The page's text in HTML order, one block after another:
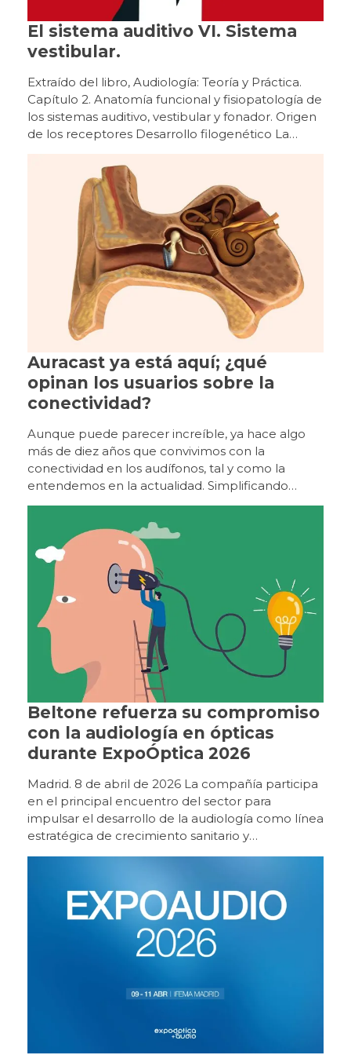
El sistema auditivo VI. Sistema
vestibular.
Extraído del libro, Audiología: Teoría y Práctica. Capítulo 2. Anatomía funcional y fisiopatología de los sistemas auditivo, vestibular y fonador. Origen de los receptores Desarrollo filogenético La percepción de la aceleración lineal y angular por los distintos receptores vestibulares permite que todas las especies animales que los poseen puedan orientarse en el espacio terrestre, aéreo y acuático de nuestro planeta. Esencialmente, desde que surgió la función del equilibrio en los primitivos organismos animales prehistóricos ha permanecido sin cambios hasta la actualidad, aunque morfológicamente los órganos sensoriales se han ido especializando y evolucionando según las diversas especies. El más simple es el estatocisto, consistente en una invaginación de la superficie animal (medusa, esponja) con líquido en su interior y una partícula calcárea que hace presión y desplaza los cilios de las células receptoras (localizadas en una región de la pared, similar a la mácula del sáculo). En función de la fuerza de la gravedad que se ejerce sobre dichas células, estos organismos mantienen una orientación espacial con sentido y dirección vertical. Posteriormente, en algunos moluscos, como el pulpo y la sepia, surgieron las primeras crestas, además del estatocisto, lo que permitió responder a movimientos de aceleración angular, con presencia de nistagmo. La complejidad del laberinto posterior progresa en un grupo de vertebrados con la aparición de los primeros conductos semicirculares verticales y con el cierre de la invaginación del estatocisto, formando una vesícula aislada en el interior, con líquido de producción endógena (endolinfa). La lamprea alcanza una estructura de canales anterior y posterior (con dilataciones bullosas, las ampollas, cada una con un primitivo receptor en forma de cresta), comunicados por un saco bilobulado con mácula sacular y utricular separadas, donde se localizan las células sensoriales. La aparición del canal semicircular horizontal en los primeros peces óseos y cartilaginosos (con mandíbula) permitió un mayor control del espacio tridimensional. A partir del máximo desarrollo de dichas estructuras vestibulares en los peces modernos (hace 100 millones de años), se ha llegado al más alto grado de perfección morfofuncional del órgano del equilibrio. En los vertebrados superiores, las vías nerviosas vestibulares centrales son cada vez más complejas debido a un desarrollo paralelo de aquellos sistemas aferentes que intervienen para mantener el equilibrio. Desarrollo ontogenético En un embrión humano de 19 a 21 días (2 mm de longitud corono- caudal), en el ectodermo superficial de la porción cefálica a la altura del rombo encéfalo, se diferencian las primitivas células que forman la placoda ótica. Tras su invaginación (fosa ótica), la separación de la superficie dará origen al otocisto o vesícula ótica (28 días). A partir de su porción dorsal derivarán las diferentes partes del sistema vestibular (laberinto posterior) y desde su porción ventral surgirán las estructuras de la cóclea (laberinto anterior). Hacia la quinta semana (embrión de 8-9 mm) se forman unos pliegues en la pared del otocisto que corresponderán a los receptores vestibulares. Estos se identifican como sáculo, utrículo y los tres conductos semicirculares (a las 6,5 semanas, 14 mm). En la décima semana (50 mm) todo el laberinto membranoso es muy evidente y se forma a su alrededor un modelo cartilaginoso a partir de la cápsula ótica mesenquimal (Sadler, 2012; Suárez y cols., 2007). Origen de las vías vestibulares centrales Desarrollo filogenético En los vertebrados superiores, las vías nerviosas vestibulares centrales son cada vez más complejas debido a un desarrollo paralelo de aquellos sistemas aferentes que intervienen para mantener el equilibrio (visión y propiocepción), cuyas respectivas vías nerviosas interactúan con la vestibular. La organización de los núcleos vestibulares supraespinales, integrados en la formación reticular, se empieza a observar en la lamprea, con dos agrupaciones neuronales (núcleos dorsal y ventral). A partir de los peces teleósteos se identifican cuatro agrupaciones que van aumentando en el número de células en los vertebrados superiores. Las conexiones vestíbulo-espinales son necesarias para el mantenimiento de la orientación corporal en los vertebrados primitivos. Cuando se incorporan funciones más complejas en animales más evolucionados, aparecen conexiones vestíbulo-cerebelosas y vestíbulo-oculares, siendo menos relevantes las vestíbulo-espinales (Bartual y Pérez, 1998). Desarrollo ontogenético A partir del primitivo ganglio estatoacústico-facial (embrión humano de 28 días), derivado de la porción ventral del otocisto y alojado en la mesénquima circundante, se diferencia (décima semana) el ganglio espiral (situado cerca del receptor auditivo en la cóclea) y el ganglio vestibular o de Scarpa (próximo al conducto auditivo interno). En estas primitivas neuronas ganglionares van apareciendo unas delgadas prolongaciones citoplasmáticas en polos opuestos de las células. La prolongación periférica (dendrita) se dirige hacia las respectivas regiones del laberinto membranoso, donde se localizarán los órganos sensoriales. La prolongación central (axón) se dirige a regiones del rombo encéfalo donde, a medida que progrese el desarrollo del sistema nervioso central, se diferenciarán las neuronas que constituirán los futuros núcleos vestibulares. Los órganos sensoriales vestibulares alcanzan una maduración con aspecto semejante al adulto hacia la vigésimo tercera semana de gestación. Entre la decimoprimera y la decimotercera semana, cuando se empiezan a diferenciar las células sensoriales en los epitelios de las regiones que corresponderán a las máculas y crestas ampulares, también se pueden identificar terminaciones nerviosas aferentes y eferentes, que se distribuyen por dicho epitelio y establecen algunas sinapsis. Los órganos sensoriales vestibulares alcanzan una maduración con aspecto semejante al adulto hacia la vigésimo tercera semana (Bartual y Pérez, 1998; Suárez y cols., 2007). Malformaciones del sistema vestibular Las malformaciones del oído interno que afectan a los conductos semicirculares y al acueducto del vestíbulo, son las que suelen causar vértigos en la infancia. Sin embargo, la malformación más frecuente, la dilatación del conducto semicircular horizontal, es raro que se asocie con un trastorno del equilibrio. Los casos de agenesia de los conductos semicirculares son poco frecuentes y suelen ocasionar un trastorno en la marcha. Las malformaciones del oído interno que afectan a los conductos semicirculares y al acueducto del vestíbulo, son las que suelen causar vértigos en la infancia. Anatomía del aparato vestibular periférico Figura 13Receptores sensoriales del equilibrio El sistema vestibular está constituido por el aparato vestibular (contenido dentro del oído interno, donde se encuentran los órganos receptores sensoriales periféricos) y por las vías vestibulares o vías nerviosas sensoriales centrales (aferente y eferente). Vestíbulo En el interior del vestíbulo del laberinto óseo se distinguen el utrículo y el sáculo del laberinto membranoso. Estos se comunican entre sí por el conducto utrículo-sacular, del que parte el conducto endolinfático (alojado en el acueducto vestibular) que acaba en el saco endolinfático situado en el espacio subdural de la cavidad craneal, al nivel de la cara posterior del peñasco. Las máculas sacular y utricular son órganos receptores integrados por células de soporte y células receptoras sensoriales ciliadas recubiertas por una membrana horizontal, con componentes mucopolisacáridos, sobre la que hay una serie de cristales de carbonato cálcico u otolitos. En las máculas utricular y sacular existe una línea imaginaria, la estriola, donde se organizan los manojos de células ciliares a ambos lados y con polarizaciones opuestas. El utrículo es una cavidad conectada a los conductos semicirculares. En el plano horizontal y en su parte anterior, se ubica la mácula (órgano otolítico), pequeña vesícula, aplanada transversalmente y adherida a la fosita semiovoidea, donde se sitúan las células sensoriales o ciliares. Estas son semejantes a las de las ampollas de los conductos semicirculares (con estereocilios y un kinocilio) y con la misma actividad eléctrica. La mácula del utrículo, al estar colocada en el suelo, tiene una orientación horizontal, captando las lateralizaciones hacia los lados, o las inclinaciones de la cabeza y sus desplazamientos lineales hacia atrás y hacia delante. El sáculo está situado por debajo del utrículo, es una pequeña vesícula redondeada adherida a la fosita hemisférica. Al nivel de esta fosita se encuentra la mácula del sáculo. En las máculas utricular y sacular existe una línea imaginaria (estriola) donde se organizan los manojos de células ciliares a ambos lados y con polarizaciones opuestas. Los estereocilios, están inmersos en una sustancia gelatinosa, la membrana otolítica, que soporta concreciones calcáreas (carbonato cálcico), los otolitos o estatoconias. Estos ejercen una acción gravitacional sobre el conjunto de estereocilios y de la sustancia gelatinosa. Los otolitos están anclados en la masa gelatinosa mediante fibras de colágeno, pero pueden desprenderse y disolverse por el espacio endolinfático (Bartual y Pérez, 1998; Suárez y cols., 2007; Williams, 1998). Conductos semicirculares En el interior de los tres conductos semicirculares óseos se encuentran los membranosos, que comunican con el utrículo alojado en el vestíbulo óseo. Están dispuestos en ángulo recto uno respecto al otro, en los tres planos del espacio: los dos de posición vertical son los conductos semicirculares anterior y posterior, y el horizontal, es el conducto semicircular lateral. Tal posición hace posible que
Auracast ya está aquí; ¿qué
opinan los usuarios sobre la
conectividad?
Aunque puede parecer increíble, ya hace algo más de diez años que convivimos con la conectividad en los audífonos, tal y como la entendemos en la actualidad. Simplificando mucho, el esfuerzo por mejorar la comunicación de los usuarios en ambientes ruidosos y de optimizar la relación señal/ruido viene ya de muy lejos, desde la década de los 80, con los sistemas FM y los bucles magnéticos. Ya en los primeros años 2000, algunos fabricantes lanzaron nuevos sistemas de conectividad mediante streamers o accesorios intermedios, hasta que los primeros audífonos con conectividad «directa» hicieron su aparición doce o trece años después. La realidad es que estos nuevos sistemas de conectividad que irrumpieron en el mercado con grandes expectativas, han contribuido a mejorar de forma sensible la calidad de escucha de los usuarios, aunque no están exentos de inconvenientes. En primer lugar, es importante aclarar que no se trata de sistemas «Bluetooth». Para poder utilizar esta denominación, los fabricantes tendrían que someter sus accesorios a un exhaustivo proceso de certificación y cumplir con los estándares de la marca. Este es el motivo por el que cada fabricante ha desarrollado sus propios dispositivos que no son compatibles entre sí y es la razón por la que un audiólogo protésico que trabaje con varias marcas tiene que conocer los accesorios de cada una de ellas. Del mismo modo, un usuario que, por diversas circunstancias, es portador de audífonos de diferente marca o, incluso, de la misma marca pero diferente plataforma (esto último ha mejorado en los últimos años), puede encontrarse con problemas a la hora de adquirir un accesorio compatible con sus dos audífonos. Los nuevos sistemas de conectividad que irrumpieron en el mercado con grandes expectativas hace ya más de una década, han contribuido a mejorar de forma sensible la calidad de escucha de los usuarios, aunque no están exentos de inconvenientes. En lo relativo a la conectividad directa con los teléfonos móviles, tanto Apple como Google/Android crearon sus propios sistemas para comunicarse con audífonos (Mfi y ASHA, respectivamente), una iniciativa procedente de los fabricantes de telefonía móvil, responsables a su vez de garantizar su funcionamiento y coherencia. A medio y largo plazo, la implementación de estos sistemas ha tenido sus inconvenientes; las actualizaciones de los sistemas operativos de los teléfonos sin una verificación adecuada de la conectividad a posteriori han provocado, no en pocas ocasiones, que los audífonos se «nieguen» a conectarse, con el consiguiente quebradero de cabeza de los audiólogos y la desesperación de los usuarios. La aparición de LE (LowEnergy) Audio como una versión universal de Bluetooth puede contribuir a aliviar sustancialmente estas dificultades. Esto no había sido posible hasta ahora porque la versión clásica de Bluetooth tenía demasiado consumo y demasiada latencia (retraso) en el audio, lo que condujo a los fabricantes de audífonos a crear sus propias versiones de conectividad. La generación de un estándar universal impuesto por la marca Bluetooth, mejorará exponencialmente el rendimiento y la consistencia de la comunicación, y supondrá un enorme beneficio tanto para usuarios como para audiólogos protésicos. En conectividad directa con los teléfonos móviles, tanto Apple como Google/Android han desarrollado sus propios sistemas para comunicarse con audífonos : Mfi y ASHA, respectivamente. Auracast encaja perfectamente en este concepto, y es conveniente aclarar en qué consiste el sistema para diferenciarlo de otros coexistentes. Como se ha mencionado, LE Audio es la última versión de Bluetooth para uso general, como llamadas y streaming. Auracast es una nueva versión de LE Audio, aunque se parece más a un sistema de transmisión de radio o una wifi de audio, ya que un número ilimitado de personas puede sintonizar una transmisión de Auracast a través de diferentes dispositivos (auriculares inalámbricos, audífonos, implantes, dispositivos óseos, etc.), y por tanto compartir el audio, algo absolutamente impensable con la tecnología precedente. Hemos oído hablar de Auracast desde hace unos tres años, pero parece que no llega nunca. En realidad, su instauración definitiva en el mercado es inminente (de hecho, ya existen dispositivos que cuentan con esta tecnología). Una de las razones por las que está resultando más compleja su generalización es que hay muchas partes implicadas con necesidades e intereses muy diversos. Por ejemplo, los fabricantes de auriculares tienen unas prioridades y los fabricantes de audífonos tienen otras, y es preciso llegar a un punto de encuentro. Además, Auracast implica la transmisión de audio a través de LE Audio, algo totalmente novedoso ya que previamente este canal solo se utilizaba para la transmisión de datos, precisamente para ahorrar energía. En los audífonos, por ejemplo LE Audio se utilizaba para el manejo de las apps, pero no para la transmisión de audio directa. Auracast se parece más a un sistema de transmisión de radio o una wifi de audio, ya que permite que un número ilimitado de personas pueda sintonizar una transmisión a través de diferentes dispositivos, algo impensable con la tecnología precedente. El proceso va avanzando notablemente. Es muy importante aclarar que LE Audio y Auracast son dos productos relacionados pero diferentes. Así, LE Audio es absolutamente imprescindible para Auracast, pero no a la inversa, por lo que puede haber un audífono o un auricular que sea compatible con LE Audio, pero no con Auracast. Todos los fabricantes van haciendo sus progresos en este sentido. Actualmente, los audífonos Nexia y Vivia de GN y los Jabra Enhance Pro, los Samsung Galaxy Buds 2 Pro y los auriculares SennheiserMomentum TWS4 son compatibles con LE Audio y Auracast, y quizá ya haya alguno más. Otros fabricantes cuentan con la compatibilidad e incorporarán esta tecnología mediante una actualización de software, como es el caso de las últimas plataformas de Signia, Oticon y Cochlear. Esta tendencia propiciará una progresiva evolución hacia el estándar universal y los sistemas independientes de transmisión de cada fabricante irán desapareciendo en favor de esta nueva tecnología más fácil y accesible para todos. Del mismo modo, los accesorios basados en Auracast, ya sean micrófonos remotos o accesorios de televisión, serán compatibles con todos los audífonos que incorporen esta tecnología, independientemente de la marca. LE Audio y Auracast son dos productos relacionados pero diferentes: LE Audio es absolutamente imprescindible para Auracast, pero no a la inversa, por lo que puede haber un audífono o un auricular que sea compatible con LE Audio, pero no con Auracast. La incorporación de Auracast en la vida de los usuarios dependerá en gran medida de los dispositivos y de los lugares que decidan ofrecerlo. En el ámbito personal, los usuarios de audífonos experimentarán Auracast por primera vez con la conexión a los dispositivos de televisión y los micrófonos remotos, y poco a poco los accesorios serán menos necesarios a medida que los televisores incorporen directamente la transmisión Auracast (algunos ya la tienen). En lo que respecta a la vida social y laboral, se avecinan igualmente muchos cambios relacionados con esta nueva tecnología. Así, por ejemplo, será posible mejorar la acústica de una sala de reuniones con un dispositivo Auracast, escuchar la transmisión de un comentarista deportivo en un bar con mucha gente, escuchar a los funcionarios de los organismos públicos cuando hablan detrás del mostrador, o recibir con mayor calidad el audio en el cine o en el teatro. En el ámbito personal, los usuarios de audífonos experimentarán Auracast por primera vez con la conexión a los dispositivos de televisión y los micrófonos remotos. Sabemos que el avance de esta tecnología es imparable y que sin duda la conectividad, como se ha mencionado al principio, ha supuesto una mejora considerable en la calidad de escucha de los usuarios de audífonos. Pero… ¿Qué opinan los propios usuarios al respecto? Parece obvio que conocer la opinión de los pacientes puede aportar una información de primer orden en la evolución de los nuevos estándares de transmisión de audio. Que la conectividad ha marcado un antes y un después en la evolución de la tecnología auditiva parece una afirmación incuestionable. El MarkeTrak de 2022, sitúa la tasa de satisfacción de los usuarios de audífonos con capacidad de transmisión diez puntos porcentuales por encima de la de los usuarios de audífonos convencionales. Del mismo modo, los usuarios valoraron la capacidad de transmisión como la tercera característica más impactante de su experiencia auditiva, por detrás de la recarga y del control de volumen. Los estudios realizados para valorar las bondades de la conectividad se han centrado en analizar la mejora en la comprensión del habla, pero han prestado menor atención a la calidad del sonido transmitido. Algunas investigaciones han analizado las diferencias entre fabricantes en términos de calidad de transmisión. No obstante, para tomar en consideración estos resultados, es importante tener en cuenta variables como el acoplador de oído, ya que se ha demostrado que la calidad de audición de la transmisión disminuye cuanto menos ocluido está el canal auditivo, es decir, cuanto más abierta es la adaptación, hasta el punto de que algunos usuarios de adaptación abierta optan por volver a sus sistemas «tradicionales» de escucha (como auriculares inalámbricos), para la recepción de llamada o la escucha directa de audio desde sus dispositivos móviles. Un reciente estudio sobre conectividad revela que un 35% de los usuarios de audífonos encuestados consideró que la transmisión era conveniente y práctica tanto para las llamadas, como para el acceso directo a audios. Se recibieron 1.479 encuestas contestadas. En primer
Beltone refuerza su compromiso
con la audiología en ópticas
durante ExpoÓptica 2026
Madrid. 8 de abril de 2026 La compañía participa
en el principal encuentro del sector para
impulsar el desarrollo de la audiología como línea
estratégica de crecimiento sanitario y
empresarial. Beltone participa un año más en
profesional del sector óptico y audiológico en
España, que se celebra del 9 al 11 de abril en
IFEMA Madrid (pabellón 10, stand E12). Con
motivo de esta edición, la compañía presentará
un espacio expositivo orientado a la experiencia
podrán interactuar con las soluciones
aplicación práctica en el ámbito audiológico.
Ubicación: Stand Beltone. Pabellón 10 | 10E12